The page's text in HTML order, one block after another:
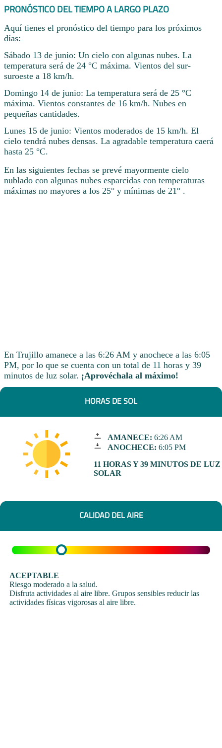
PRONÓSTICO DEL TIEMPO A LARGO PLAZO
Aquí tienes el pronóstico del tiempo para los próximos
días:
Sábado 13 de junio: Un cielo con algunas nubes. La
temperatura será de 24 °C máxima. Vientos del sur-
suroeste a 18 km/h.
Domingo 14 de junio: La temperatura será de 25 °C
máxima. Vientos constantes de 16 km/h. Nubes en
pequeñas cantidades.
Lunes 15 de junio: Vientos moderados de 15 km/h. El
cielo tendrá nubes densas. La agradable temperatura caerá
hasta 25 °C.
En las siguientes fechas se prevé mayormente cielo
nublado con algunas nubes esparcidas con temperaturas
máximas no mayores a los 25° y mínimas de 21° .
En Trujillo amanece a las 6:26 AM y anochece a las 6:05
PM, por lo que se cuenta con un total de 11 horas y 39
minutos de luz solar. ¡Aprovéchala al máximo!
HORAS DE SOL
AMANECE: 6:26 AM
ANOCHECE: 6:05 PM
11 HORAS Y 39 MINUTOS DE LUZ
SOLAR
CALIDAD DEL AIRE
ACEPTABLE
Riesgo moderado a la salud.
Disfruta actividades al aire libre. Grupos sensibles reducir las
actividades físicas vigorosas al aire libre.